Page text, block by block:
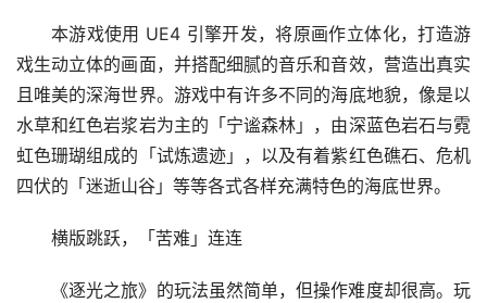
本游戏使用 UE4 引擎开发，将原画作立体化，打造游
戏生动立体的画面，并搭配细腻的音乐和音效，营造出真实
且唯美的深海世界。游戏中有许多不同的海底地貌，像是以
水草和红色岩浆岩为主的「宁谧森林」，由深蓝色岩石与霓
虹色珊瑚组成的「试炼遗迹」，以及有着紫红色礁石、危机
四伏的「迷逝山谷」等等各式各样充满特色的海底世界。
横版跳跃，「苦难」连连
《逐光之旅》的玩法虽然简单，但操作难度却很高。玩